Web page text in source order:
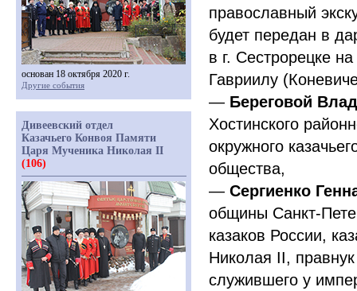
православный
будет передан в
в г. Сестрорецке
Гавриилу (
— Береговой
Хостинского
окружного
общества,
— Сергиенко
общины Санкт-
казаков России,
Николая II,
служившего у
основан 18 октября 2020 г.
Другие события
Дивеевский отдел
Казачьего Конвоя Памяти
Царя Мученика Николая II
(106)